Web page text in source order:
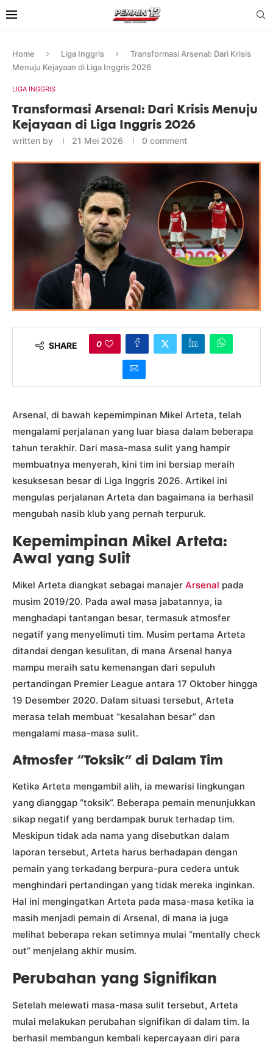
Home Liga Inggris
Transformasi Arsenal: Dari Krisis
Menuju Kejayaan di Liga Inggris 2026
LIGA INGGRIS
Transformasi Arsenal: Dari Krisis Menuju
Kejayaan di Liga Inggris 2026
written by 21 Mei 2026 0 comment
SHARE 0
Arsenal, di bawah kepemimpinan Mikel Arteta, telah
mengalami perjalanan yang luar biasa dalam beberapa
tahun terakhir. Dari masa-masa sulit yang hampir
membuatnya menyerah, kini tim ini bersiap meraih
kesuksesan besar di Liga Inggris 2026. Artikel ini
mengulas perjalanan Arteta dan bagaimana ia berhasil
mengubah nasib klub yang pernah terpuruk.
Kepemimpinan Mikel Arteta:
Awal yang Sulit
Mikel Arteta diangkat sebagai manajer Arsenal pada
musim 2019/20. Pada awal masa jabatannya, ia
menghadapi tantangan besar, termasuk atmosfer
negatif yang menyelimuti tim. Musim pertama Arteta
ditandai dengan kesulitan, di mana Arsenal hanya
mampu meraih satu kemenangan dari sepuluh
pertandingan Premier League antara 17 Oktober hingga
19 Desember 2020. Dalam situasi tersebut, Arteta
merasa telah membuat “kesalahan besar” dan
mengalami masa-masa sulit.
Atmosfer “Toksik” di Dalam Tim
Ketika Arteta mengambil alih, ia mewarisi lingkungan
yang dianggap “toksik”. Beberapa pemain menunjukkan
sikap negatif yang berdampak buruk terhadap tim.
Meskipun tidak ada nama yang disebutkan dalam
laporan tersebut, Arteta harus berhadapan dengan
pemain yang terkadang berpura-pura cedera untuk
menghindari pertandingan yang tidak mereka inginkan.
Hal ini mengingatkan Arteta pada masa-masa ketika ia
masih menjadi pemain di Arsenal, di mana ia juga
melihat beberapa rekan setimnya mulai “mentally check
out” menjelang akhir musim.
Perubahan yang Signifikan
Setelah melewati masa-masa sulit tersebut, Arteta
mulai melakukan perubahan signifikan di dalam tim. Ia
berhasil membangun kembali kepercayaan diri para